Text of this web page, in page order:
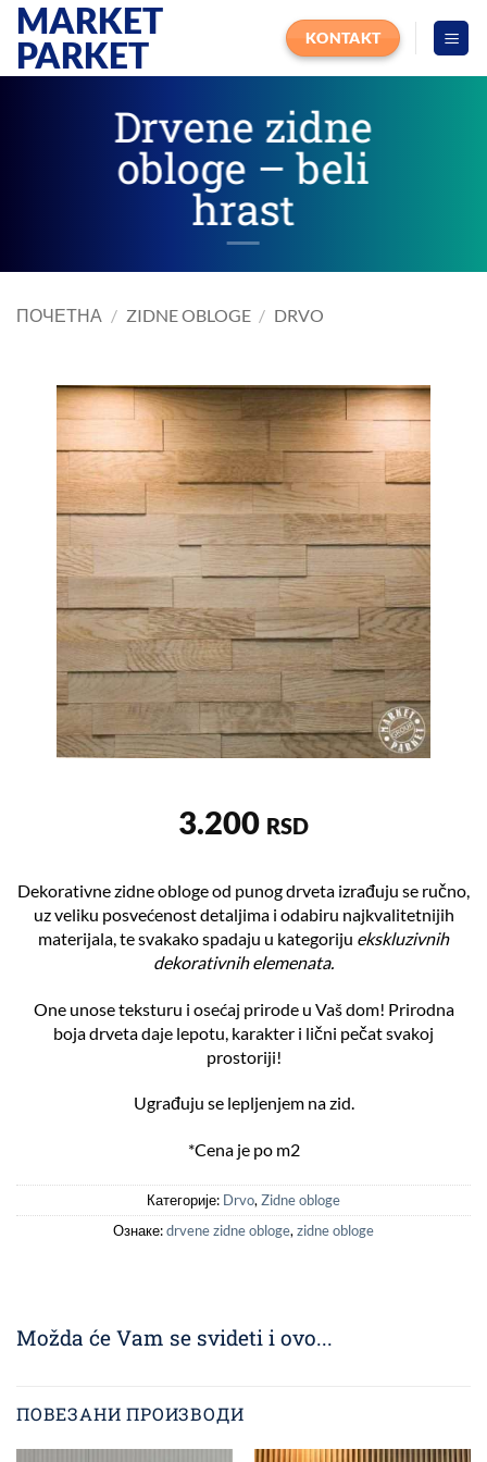
Прескочи
садржај
MARKET
PARKET
KONTAKT
Drvene zidne
obloge – beli
hrast
ПОЧЕТНА / ZIDNE OBLOGE / DRVO
3.200 RSD
Dekorativne zidne obloge od punog drveta izrađuju se ručno,
uz veliku posvećenost detaljima i odabiru najkvalitetnijih
materijala, te svakako spadaju u kategoriju ekskluzivnih
dekorativnih elemenata.
One unose teksturu i osećaj prirode u Vaš dom! Prirodna
boja drveta daje lepotu, karakter i lični pečat svakoj
prostoriji!
Ugrađuju se lepljenjem na zid.
*Cena je po m2
Категорије: Drvo, Zidne obloge
Ознаке:drvene zidne obloge, zidne obloge
Možda će Vam se svideti i ovo...
ПОВЕЗАНИ ПРОИЗВОДИ